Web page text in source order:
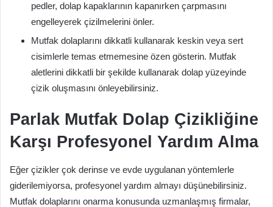
pedler, dolap kapaklarının kapanırken çarpmasını
engelleyerek çizilmelerini önler.
Mutfak dolaplarını dikkatli kullanarak keskin veya sert
cisimlerle temas etmemesine özen gösterin. Mutfak
aletlerini dikkatli bir şekilde kullanarak dolap yüzeyinde
çizik oluşmasını önleyebilirsiniz.
Parlak Mutfak Dolap Çizikliğine
Karşı Profesyonel Yardım Alma
Eğer çizikler çok derinse ve evde uygulanan yöntemlerle
giderilemiyorsa, profesyonel yardım almayı düşünebilirsiniz.
Mutfak dolaplarını onarma konusunda uzmanlaşmış firmalar,